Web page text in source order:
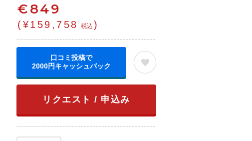
€849
(¥159,758 税込 )
口コミ投稿で
2000円キャッシュバック
リクエスト / 申込み